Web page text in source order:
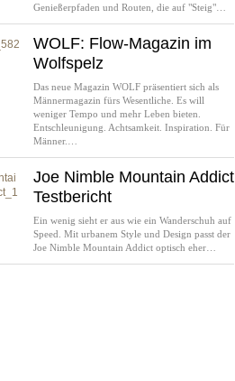
Genießerpfaden und Routen, die auf "Steig"…
WOLF: Flow-Magazin im
Wolfspelz
Das neue Magazin WOLF präsentiert sich als
Männermagazin fürs Wesentliche. Es will
weniger Tempo und mehr Leben bieten.
Entschleunigung. Achtsamkeit. Inspiration. Für
Männer.…
Joe Nimble Mountain Addict
Testbericht
Ein wenig sieht er aus wie ein Wanderschuh auf
Speed. Mit urbanem Style und Design passt der
Joe Nimble Mountain Addict optisch eher…